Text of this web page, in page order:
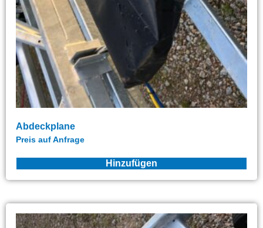
Abdeckplane
Preis auf Anfrage
Hinzufügen